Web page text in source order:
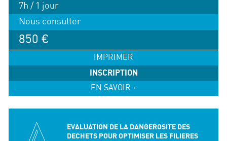
7h / 1 jour
Nous consulter
850 €
IMPRIMER
INSCRIPTION
EN SAVOIR +
EVALUATION DE LA DANGEROSITE DES
DECHETS POUR OPTIMISER LES FILIERES